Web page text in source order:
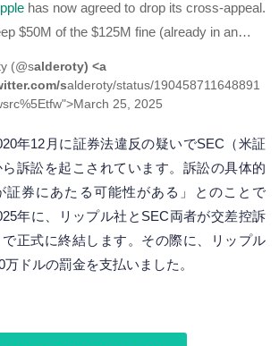
has now agreed to drop its cross-appeal.
$50M of the $125M fine (already in an…
(@salderoty) <a
salderoty/status/190458711648891
25, 2025
年12月に証券法違反の疑いでSEC（米証
訴訟を起こされています。訴訟の具体的
証券にあたる可能性がある」とのことで
年に、リップル社とSEC両者が交差控訴
正式に終結します。その際に、リップル
ドルの罰金を支払いました。